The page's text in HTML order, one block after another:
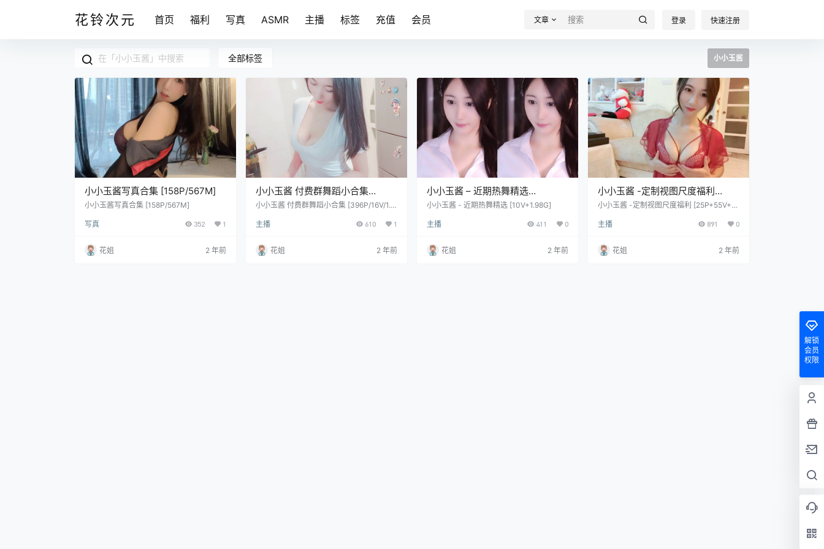
花铃次元 首页 福利 写真 ASMR 主播 标签 充值 会员 文章 登录 快速注册
全部标签 小小玉酱
小小玉酱写真合集 [158P/567M]
小小玉酱写真合集 [158P/567M]
写真 352 1
花姐 2 年前
小小玉酱 付费群舞蹈小合集
[396P/16V/1.63G]
小小玉酱 付费群舞蹈小合集 [396P/16V/1.6
主播
610 1
花姐 2 年前
小小玉酱 – 近期热舞精选
[10V+1.98G]
小小玉酱 - 近期热舞精选 [10V+1.98G]
主播 411 0
花姐 2 年前
小小玉酱 -定制视图尺度福利
[25P+55V+522M]
小小玉酱 -定制视图尺度福利 [25P+55V+5
主播
891 0
花姐 2 年前
解锁
会员
权限